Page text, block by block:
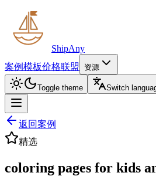
ShipAny
案例模板价格联盟 资源
Toggle theme Switch
返回案例
精选
coloring pages for kids